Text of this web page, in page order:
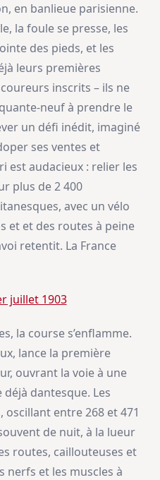
en banlieue parisienne.
la foule se presse, les
des pieds, et les
leurs premières
inscrits – ils ne
neuf à prendre le
un défi inédit, imaginé
ses ventes et
est audacieux : relier les
plus de 2 400
avec un vélo
et et des routes à peine
retentit. La France
juillet 1903
la course s’enflamme.
lance la première
ouvrant la voie à une
dantesque. Les
entre 268 et 471
de nuit, à la lueur
routes, caillouteuses et
nerfs et les muscles à